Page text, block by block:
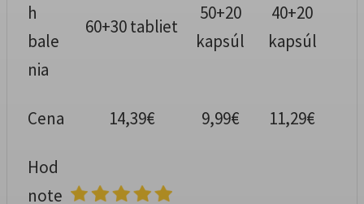
h
bale
nia
60+30 tabliet
50+20
kapsúl
40+20
kapsúl
Cena 14,39€ 9,99€ 11,29€
Hod
note